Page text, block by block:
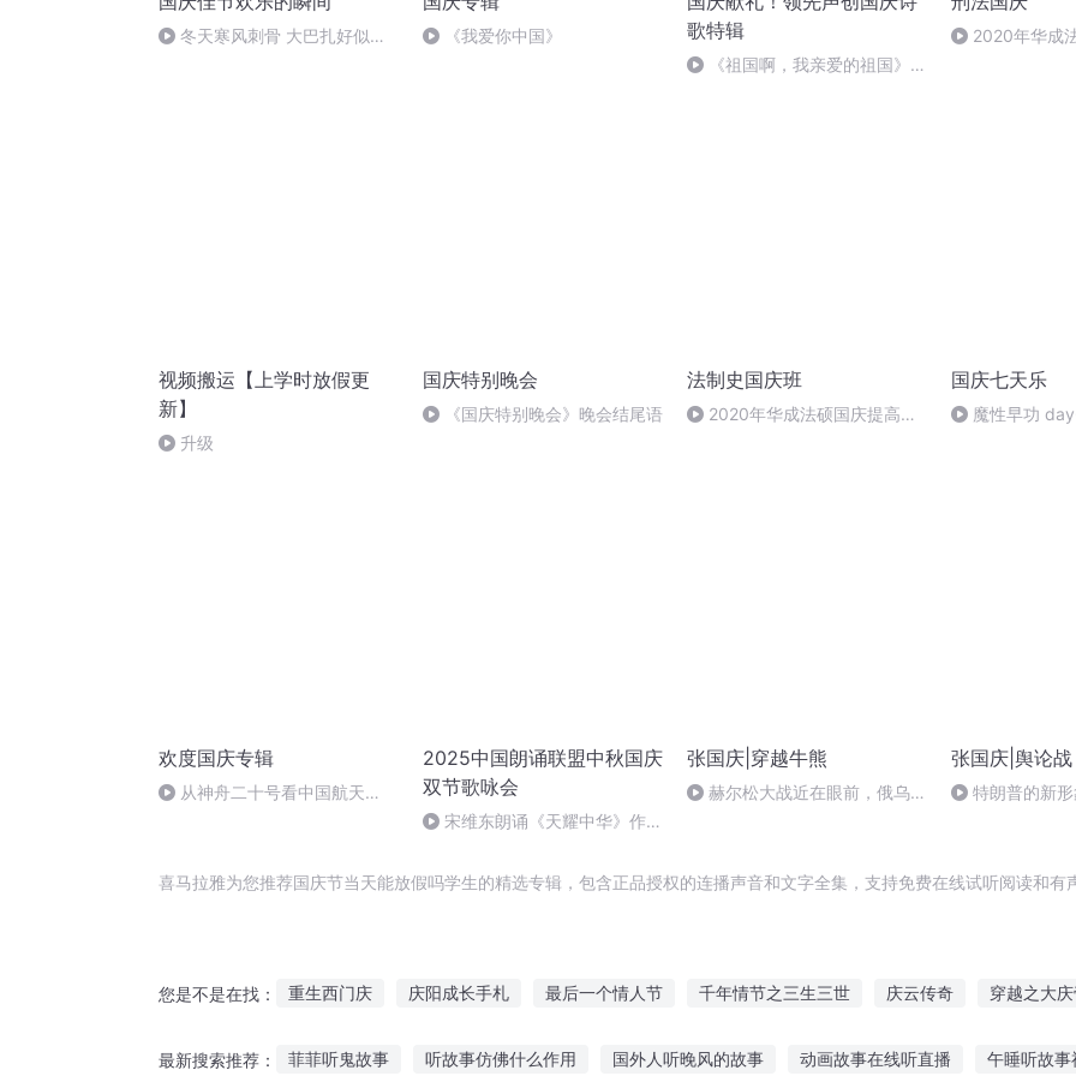
冬天寒风刺骨 大巴扎好似温
《我爱你中国》
歌特辑
《祖国啊，我亲爱的祖国》温
2020年华成
视频搬运【上学时放假更
新】
升级
国庆特别晚会
《国庆特别晚会》晚会结尾语
法制史国庆班
2020年华成法硕国庆提高班
国庆七天乐
魔性早功
欢度国庆专辑
从神舟二十号看中国航天
2025中国朗诵联盟中秋国庆
双节歌咏会
宋维东朗诵《天耀中华》作
张国庆|穿越牛熊
赫尔松大战近在眼前，俄乌冲
张国庆|舆论战
特朗普的新
喜马拉雅为您推荐国庆节当天能放假吗学生的精选专辑，包含正品授权的连播声音和文字全集，支持免费在线试听阅读和有
您是不是在找： 重生西门庆 庆阳成长手札 最后一个情人节 千年情节之三生三世 庆云传奇 穿越之大
最新搜索推荐： 菲菲听鬼故事 听故事仿佛什么作用 国外人听晚风的故事 动画故事在线听直播 午睡听故